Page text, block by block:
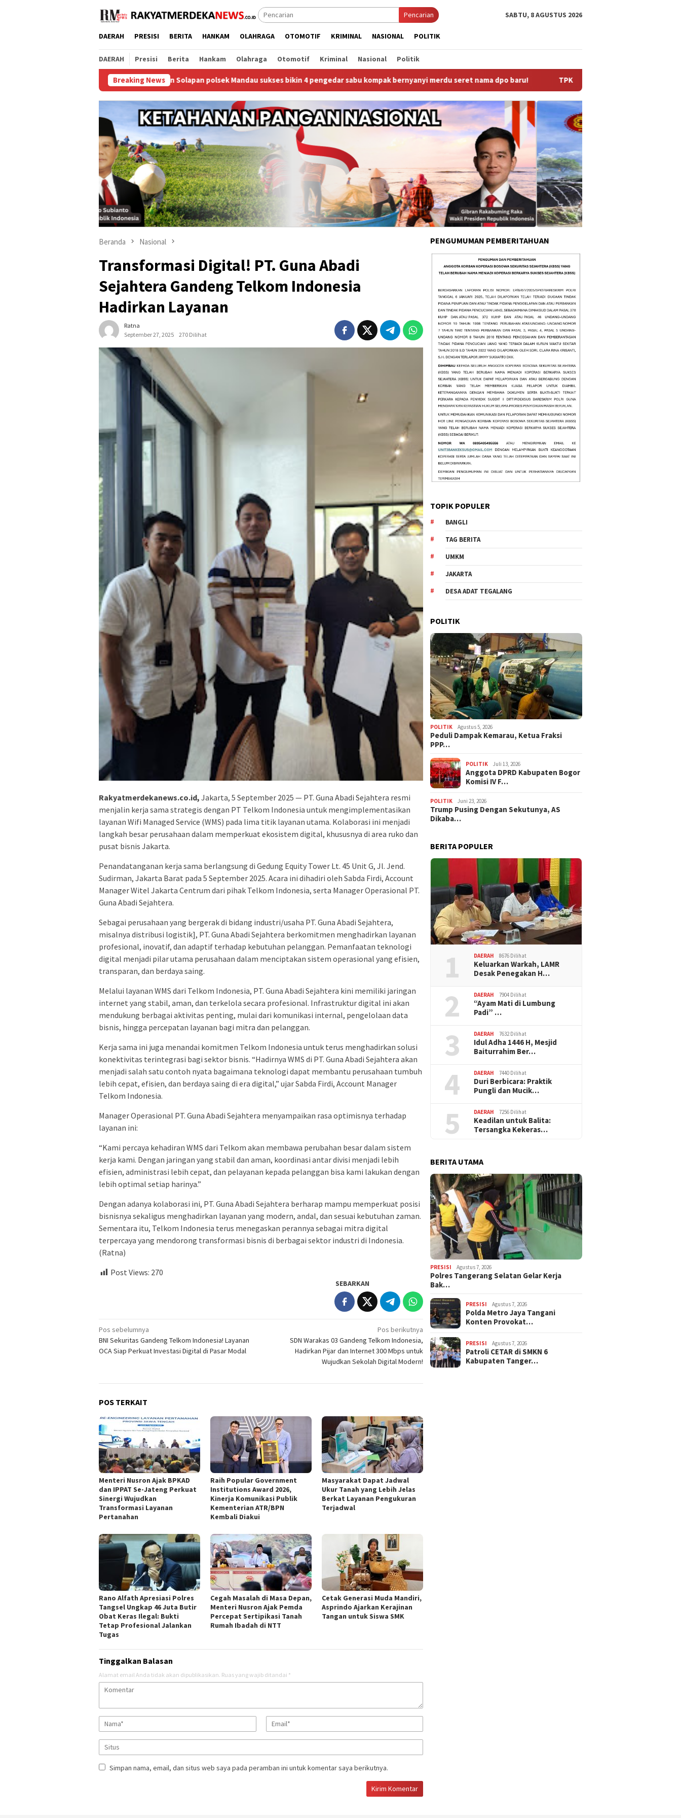
Pencarian SABTU, 8 AGUSTUS 2026
DAERAH PRESISI BERITA HANKAM OLAHRAGA OTOMOTIF KRIMINAL NASIONAL POLITIK
DAERAH Presisi Berita Hankam Olahraga Otomotif Kriminal Nasional Politik
Breaking News
di Duri 13 Bathin Solapan polsek Mandau sukses bikin 4 pengedar sabu kompak bernyanyi merdu seret nama dpo baru! TPK Koja Perkuat Tata Kelola Perusahaan melalui
Beranda Nasional
Transformasi Digital! PT. Guna Abadi
Sejahtera Gandeng Telkom Indonesia
Hadirkan Layanan
Ratna
September 27, 2025
270 Dilihat
Rakyatmerdekanews.co.id, Jakarta, 5 September 2025 — PT. Guna Abadi Sejahtera resmi
menjalin kerja sama strategis dengan PT Telkom Indonesia untuk mengimplementasikan
layanan Wifi Managed Service (WMS) pada lima titik layanan utama. Kolaborasi ini menjadi
langkah besar perusahaan dalam memperkuat ekosistem digital, khususnya di area ruko dan
pusat bisnis Jakarta.
Penandatanganan kerja sama berlangsung di Gedung Equity Tower Lt. 45 Unit G, Jl. Jend.
Sudirman, Jakarta Barat pada 5 September 2025. Acara ini dihadiri oleh Sabda Firdi, Account
Manager Witel Jakarta Centrum dari pihak Telkom Indonesia, serta Manager Operasional PT.
Guna Abadi Sejahtera.
Sebagai perusahaan yang bergerak di bidang industri/usaha PT. Guna Abadi Sejahtera,
misalnya distribusi logistik], PT. Guna Abadi Sejahtera berkomitmen menghadirkan layanan
profesional, inovatif, dan adaptif terhadap kebutuhan pelanggan. Pemanfaatan teknologi
digital menjadi pilar utama perusahaan dalam menciptakan sistem operasional yang efisien,
transparan, dan berdaya saing.
Melalui layanan WMS dari Telkom Indonesia, PT. Guna Abadi Sejahtera kini memiliki jaringan
internet yang stabil, aman, dan terkelola secara profesional. Infrastruktur digital ini akan
mendukung berbagai aktivitas penting, mulai dari komunikasi internal, pengelolaan data
bisnis, hingga percepatan layanan bagi mitra dan pelanggan.
Kerja sama ini juga menandai komitmen Telkom Indonesia untuk terus menghadirkan solusi
konektivitas terintegrasi bagi sektor bisnis. “Hadirnya WMS di PT. Guna Abadi Sejahtera akan
menjadi salah satu contoh nyata bagaimana teknologi dapat membantu perusahaan tumbuh
lebih cepat, efisien, dan berdaya saing di era digital,” ujar Sabda Firdi, Account Manager
Telkom Indonesia.
Manager Operasional PT. Guna Abadi Sejahtera menyampaikan rasa optimisnya terhadap
layanan ini:
“Kami percaya kehadiran WMS dari Telkom akan membawa perubahan besar dalam sistem
kerja kami. Dengan jaringan yang stabil dan aman, koordinasi antar divisi menjadi lebih
efisien, administrasi lebih cepat, dan pelayanan kepada pelanggan bisa kami lakukan dengan
lebih optimal setiap harinya.”
Dengan adanya kolaborasi ini, PT. Guna Abadi Sejahtera berharap mampu memperkuat posisi
bisnisnya sekaligus menghadirkan layanan yang modern, andal, dan sesuai kebutuhan zaman.
Sementara itu, Telkom Indonesia terus menegaskan perannya sebagai mitra digital
terpercaya yang mendorong transformasi bisnis di berbagai sektor industri di Indonesia.
(Ratna)
Post Views: 270
SEBARKAN
Navigasi
pos
Pos sebelumnya
BNI Sekuritas Gandeng Telkom Indonesia! Layanan
OCA Siap Perkuat Investasi Digital di Pasar Modal
Pos berikutnya
SDN Warakas 03 Gandeng Telkom Indonesia,
Hadirkan Pijar dan Internet 300 Mbps untuk
Wujudkan Sekolah Digital Modern!
POS TERKAIT
Menteri Nusron Ajak BPKAD
dan IPPAT Se-Jateng Perkuat
Sinergi Wujudkan
Transformasi Layanan
Pertanahan
Raih Popular Government
Institutions Award 2026,
Kinerja Komunikasi Publik
Kementerian ATR/BPN
Kembali Diakui
‎Masyarakat Dapat Jadwal
Ukur Tanah yang Lebih Jelas
Berkat Layanan Pengukuran
Terjadwal
Rano Alfath Apresiasi Polres
Tangsel Ungkap 46 Juta Butir
Obat Keras Ilegal: Bukti
Tetap Profesional Jalankan
Tugas
‎Cegah Masalah di Masa Depan,
Menteri Nusron Ajak Pemda
Percepat Sertipikasi Tanah
Rumah Ibadah di NTT ‎
Cetak Generasi Muda Mandiri,
Asprindo Ajarkan Kerajinan
Tangan untuk Siswa SMK
Tinggalkan Balasan
Alamat email Anda tidak akan dipublikasikan. Ruas yang wajib ditandai *
Simpan nama, email, dan situs web saya pada peramban ini untuk komentar saya berikutnya.
PENGUMUMAN PEMBERITAHUAN
TOPIK POPULER
BANGLI
TAG BERITA
UMKM
JAKARTA
DESA ADAT TEGALANG
POLITIK
POLITIK Agustus 5, 2026
‎Peduli Dampak Kemarau, Ketua Fraksi
PPP…
POLITIK Juli 13, 2026
Anggota DPRD Kabupaten Bogor
Komisi IV F…
POLITIK Juni 23, 2026
Trump Pusing Dengan Sekutunya, AS
Dikaba…
BERITA POPULER
1 DAERAH 8676 Dilihat
Keluarkan Warkah, LAMR
Desak Penegakan H…
2 DAERAH 7904 Dilihat
“Ayam Mati di Lumbung
Padi” …
3 DAERAH 7632 Dilihat
Idul Adha 1446 H, Mesjid
Baiturrahim Ber…
4 DAERAH 7440 Dilihat
Duri Berbicara: Praktik
Pungli dan Mucik…
5 DAERAH 7256 Dilihat
Keadilan untuk Balita:
Tersangka Kekeras…
BERITA UTAMA
PRESISI Agustus 7, 2026
Polres Tangerang Selatan Gelar Kerja
Bak…
PRESISI Agustus 7, 2026
Polda Metro Jaya Tangani
Konten Provokat…
PRESISI Agustus 7, 2026
Patroli CETAR di SMKN 6
Kabupaten Tanger…